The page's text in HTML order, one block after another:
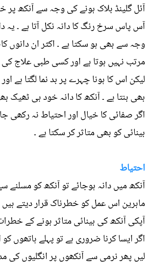
آئل گلینڈ بلاک ہونے کی وجہ سے آنکھ
آس پاس سرخ رنگ کا دانہ نکل آتا ہے ۔ یہ
وجہ سے بھی ہو سکتا ہے ۔ اکثر ان دانوں
مرتب نہیں ہوتا ہے اور کسی طبی علاج
لیکن اس کا ہونا چہرے پر بد نما لگتا ہے
بھی بنتا ہے ۔ آنکھ کا دانہ خود ہی ٹھیک
اگر صفائی کا خیال اور احتیاط نہ رکھی
بینائی کو بھی متاثر کر سکتا ہے ۔
احتیاط
آنکھ میں دانہ ہوجائے تو آنکھ کو مسلنے
ماہرین اس عمل کو خطرناک قرار دیتے
آپکی آنکھ کی بینائی متاثر ہونے کے
اگر ایسا کرنا ضروری ہے تو پہلے ہاتھوں
لیں پھر نرمی سے آنکھوں پر انگلیوں کی